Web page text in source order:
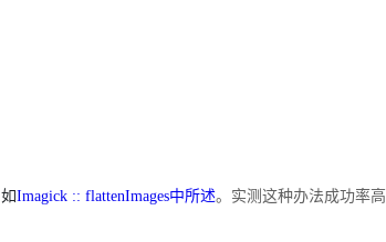
如Imagick :: flattenImages中所述。实测这种办法成功率高